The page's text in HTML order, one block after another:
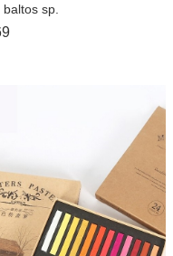
sp.